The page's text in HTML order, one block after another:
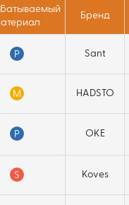
Бренд
P Sant
M HADSTO
P OKE
S Koves